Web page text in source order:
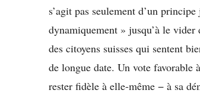
s’agit pas seulement d’un
dynamiquement » jusqu’à le
des citoyens suisses qui sentent
de longue date. Un vote
rester fidèle à elle-même − à sa